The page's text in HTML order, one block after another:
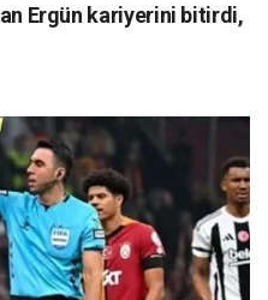
Ergün kariyerini bitirdi,